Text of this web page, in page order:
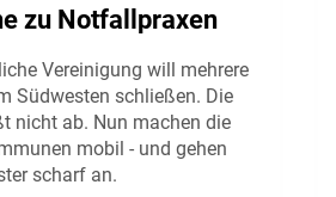
zu Notfallpraxen
Vereinigung will mehrere
Südwesten schließen. Die
nicht ab. Nun machen die
mobil - und gehen
scharf an.